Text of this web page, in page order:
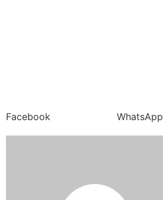
Facebook WhatsApp